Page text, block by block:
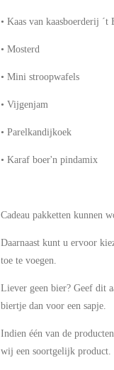
• Kaas van kaasboerderij ´t
• Mosterd
• Mini stroopwafels
• Vijgenjam
• Parelkandijkoek
• Karaf boer'n pindamix
Cadeau pakketten kunnen
Daarnaast kunt u ervoor
toe te voegen.
Liever geen bier? Geef dit
biertje dan voor een sapje.
Indien één van de
wij een soortgelijk product.